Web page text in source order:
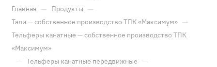
Главная — Продукты —
Тали — собственное производство ТПК «Максимум» —
Тельферы канатные — собственное производство ТПК
«Максимум»
— Тельферы канатные передвижные —